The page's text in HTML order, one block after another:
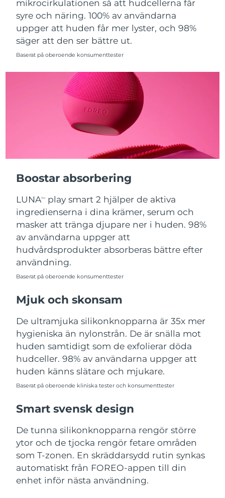
mikrocirkulationen så att hudcellerna får
syre och näring. 100% av användarna
uppger att huden får mer lyster, och 98%
säger att den ser bättre ut.
Baserat på oberoende konsumenttester
Boostar absorbering
LUNATM
play smart 2 hjälper de aktiva
ingredienserna i dina krämer, serum och
masker att tränga djupare ner i huden. 98%
av användarna uppger att
hudvårdsprodukter absorberas bättre efter
användning.
Baserat på oberoende konsumenttester
Mjuk och skonsam
De ultramjuka silikonknopparna är 35x mer
hygieniska än nylonstrån. De är snälla mot
huden samtidigt som de exfolierar döda
hudceller. 98% av användarna uppger att
huden känns slätare och mjukare.
Baserat på oberoende kliniska tester och konsumenttester
Smart svensk design
De tunna silikonknopparna rengör större
ytor och de tjocka rengör fetare områden
som T-zonen. En skräddarsydd rutin synkas
automatiskt från FOREO-appen till din
enhet inför nästa användning.
Slovakien Förväntad leverans
Slovenien Förväntad leverans
Förväntad leverans
Förväntad leverans
Förväntad leverans
Thailand Förväntad leverans8/12/26
Turkiet Förväntad leverans
Förenade
Arabemiraten
Uzbekistan Förväntad leverans 8/13/26
Vietnam Förväntad leverans 8/14/26